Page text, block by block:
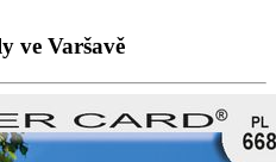
ve Varšavě